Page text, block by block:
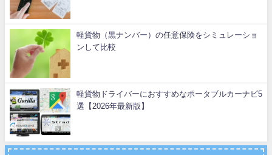
軽貨物（黒ナンバー）の任意保険をシミュレーショ
ンして比較
軽貨物ドライバーにおすすめなポータブルカーナビ5
選【2026年最新版】